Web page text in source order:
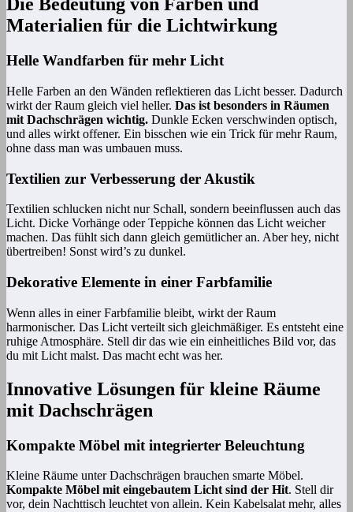
Die Bedeutung von Farben und
Materialien für die Lichtwirkung
Helle Wandfarben für mehr Licht
Helle Farben an den Wänden reflektieren das Licht besser. Dadurch
wirkt der Raum gleich viel heller. Das ist besonders in Räumen
mit Dachschrägen wichtig. Dunkle Ecken verschwinden optisch,
und alles wirkt offener. Ein bisschen wie ein Trick für mehr Raum,
ohne dass man was umbauen muss.
Textilien zur Verbesserung der Akustik
Textilien schlucken nicht nur Schall, sondern beeinflussen auch das
Licht. Dicke Vorhänge oder Teppiche können das Licht weicher
machen. Das fühlt sich dann gleich gemütlicher an. Aber hey, nicht
übertreiben! Sonst wird’s zu dunkel.
Dekorative Elemente in einer Farbfamilie
Wenn alles in einer Farbfamilie bleibt, wirkt der Raum
harmonischer. Das Licht verteilt sich gleichmäßiger. Es entsteht eine
ruhige Atmosphäre. Stell dir das wie ein einheitliches Bild vor, das
du mit Licht malst. Das macht echt was her.
Innovative Lösungen für kleine Räume
mit Dachschrägen
Kompakte Möbel mit integrierter Beleuchtung
Kleine Räume unter Dachschrägen brauchen smarte Möbel.
Kompakte Möbel mit eingebautem Licht sind der Hit. Stell dir
vor, dein Nachttisch leuchtet von allein. Kein Kabelsalat mehr, alles